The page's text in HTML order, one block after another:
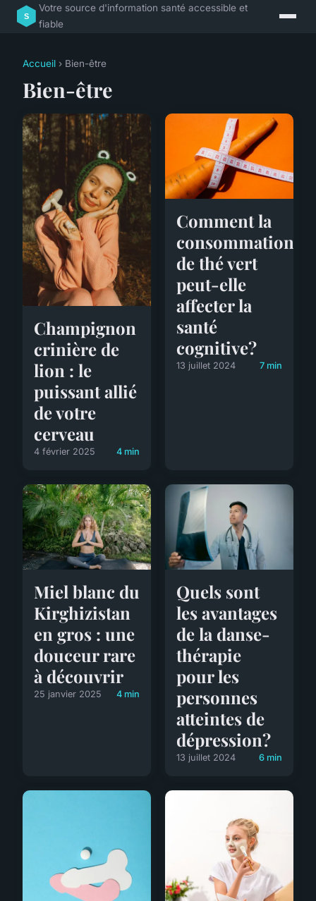
Votre source d'information santé accessible et
fiable
Accueil › Bien-être
Bien-être
Champignon
crinière de
lion : le
puissant allié
de votre
cerveau
4 février 2025 4 min
Comment la
consommation
de thé vert
peut-elle
affecter la
santé
cognitive?
13 juillet 2024 7 min
Miel blanc du
Kirghizistan
en gros : une
douceur rare
à découvrir
25 janvier 2025 4 min
Quels sont
les avantages
de la danse-
thérapie
pour les
personnes
atteintes de
dépression?
13 juillet 2024 6 min